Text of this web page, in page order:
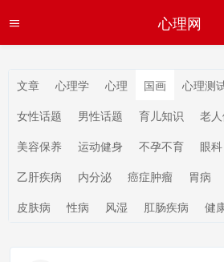
心理网
文章 心理学 心理 国画 心理测
女性话题
男性话题 育儿知识 老
美容保养
运动健身 不孕不育 眼科
乙肝疾病
内分泌 癌症肿瘤 胃病
皮肤病
性病 风湿 肛肠疾病 健